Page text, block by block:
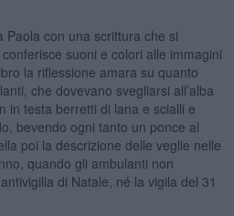
Paola con una scrittura che si
suoni e colori alle immagini
la riflessione amara su quanto
che dovevano svegliarsi all’alba
in testa berretti di lana e scialli e
bevendo ogni tanto un ponce al
poi la descrizione delle veglie nelle
quando gli ambulanti non
di Natale, né la vigila del 31